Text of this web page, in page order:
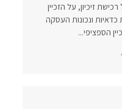
זיכיון, על הזכיין
ונכונות העסקה
הספציפי...